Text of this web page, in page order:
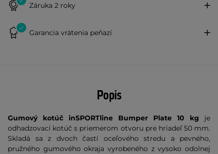
Záruka 2 roky
Garancia vrátenia peňazí
Popis
Gumový kotúč inSPORTline Bumper Plate 10 kg je
odhadzovací kotúč s priemerom otvoru pre hriadeľ 50 mm.
Skladá sa z dvoch častí oceľového stredu a pevného,
pružného gumového okraja vyrobeného z vysoko odolnej